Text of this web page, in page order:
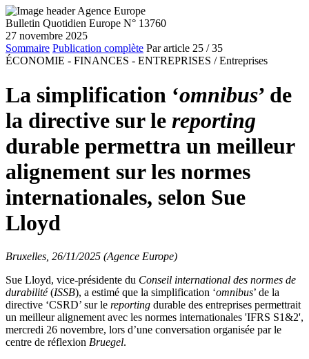
Bulletin Quotidien Europe N° 13760
27 novembre 2025
Sommaire Publication complète Par article 25 / 35
ÉCONOMIE - FINANCES - ENTREPRISES / Entreprises
La simplification ‘omnibus’ de
la directive sur le reporting
durable permettra un meilleur
alignement sur les normes
internationales, selon Sue
Lloyd
Bruxelles, 26/11/2025 (Agence Europe)
Sue Lloyd, vice-présidente du Conseil international des normes de
durabilité(ISSB), a estimé que la simplification ‘omnibus’ de la
directive ‘CSRD’ sur le reporting durable des entreprises permettrait
un meilleur alignement avec les normes internationales 'IFRS S1&2',
mercredi 26 novembre, lors d’une conversation organisée par le
centre de réflexion Bruegel.